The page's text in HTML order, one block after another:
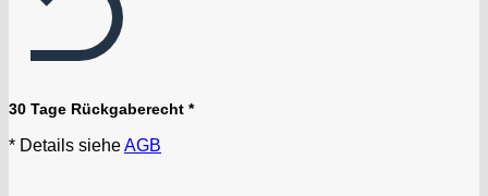
30 Tage Rückgaberecht *
* Details sieheAGB